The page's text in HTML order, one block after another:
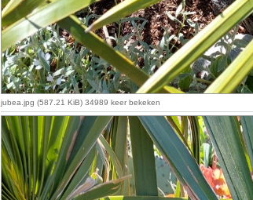
jubea.jpg (587.21 KiB) 34989 keer bekeken